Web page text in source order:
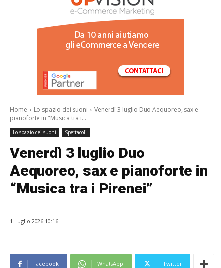
Home
Lo spazio dei suoni
Venerdì 3 luglio Duo Aequoreo, sax e
pianoforte in "Musica tra i...
Lo spazio dei suoni Spettacoli
Venerdì 3 luglio Duo
Aequoreo, sax e pianoforte in
“Musica tra i Pirenei”
1 Luglio 2026 10:16
Facebook WhatsApp Twitter